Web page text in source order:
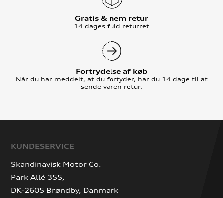
Gratis & nem retur
14 dages fuld returret
Fortrydelse af køb
Når du har meddelt, at du fortyder, har du 14 dage til at
sende varen retur.
KUNDESERVICE
Skandinavisk Motor Co.
Park Allé 355,
DK-2605 Brøndby, Danmark